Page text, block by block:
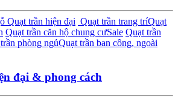
Quạt trần hiện đại Quạt trần trang tríQuạt
Quạt trần căn hộ chung cưSale Quạt trần
phòng ngủQuạt trần ban công, ngoài
đại & phong cách